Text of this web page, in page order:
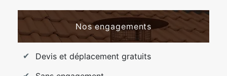
Nos engagements
Devis et déplacement gratuits